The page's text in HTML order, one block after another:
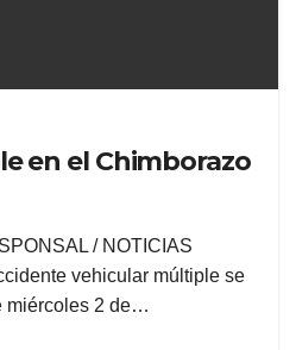
en el Chimborazo
/ NOTICIAS
vehicular múltiple se
miércoles 2 de…